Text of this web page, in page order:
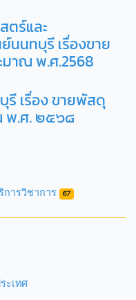
ตร์และ
นนทบุรี เรื่องขาย
มาณ พ.ศ.2568
รี เรื่อง ขายพัสดุ
พ.ศ. ๒๕๖๘
การวิชาการ 67
ะเทศ